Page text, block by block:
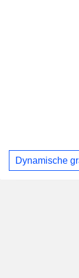
Dynamische